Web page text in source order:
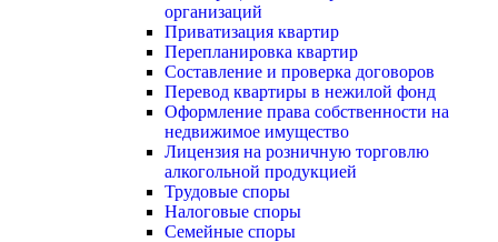
организаций
Приватизация квартир
Перепланировка квартир
Составление и проверка договоров
Перевод квартиры в нежилой фонд
Оформление права собственности на
недвижимое имущество
Лицензия на розничную торговлю
алкогольной продукцией
Трудовые споры
Налоговые споры
Семейные споры